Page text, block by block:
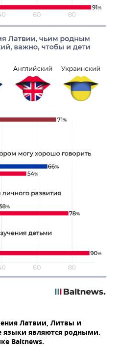
Латвии, Литвы и
языки являются родными.
Baltnews.